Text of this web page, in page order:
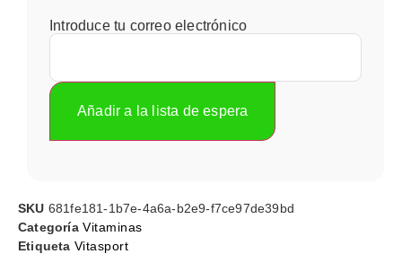
Introduce tu correo electrónico
SKU 681fe181-1b7e-4a6a-b2e9-f7ce97de39bd
Categoría Vitaminas
Etiqueta Vitasport